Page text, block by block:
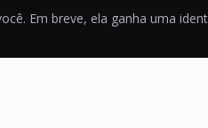
Em breve, ela ganha uma